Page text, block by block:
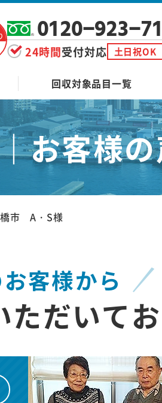
0120-923-
24時間受付対応 土日祝OK
回収対象品目一覧
お客様
市 A・S様
客様から
ただいて